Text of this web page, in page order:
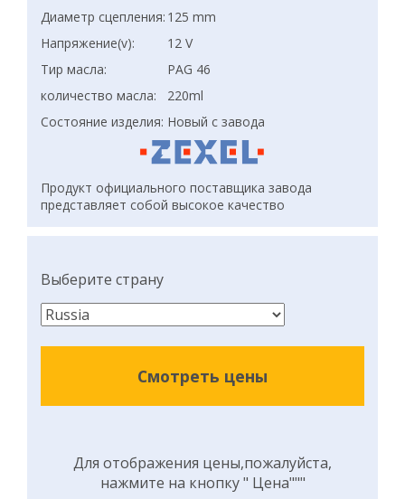
Диаметр сцепления: 125 mm
Напряжение(v):
12 V
Тир масла:
PAG 46
количество масла:
220ml
Состояние изделия: Новый с завода
Продукт официального поставщика завода
представляет собой высокое качество
Выберите страну
Смотреть цены
Для отображения цены,пожалуйста,
нажмите на кнопку " Цена"""